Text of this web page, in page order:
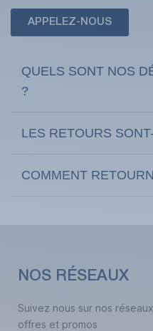
APPELEZ-NOUS
QUELS SONT NOS
?
LES RETOURS
COMMENT
NOS RÉSEAUX
Suivez nous sur nos
offres et promos